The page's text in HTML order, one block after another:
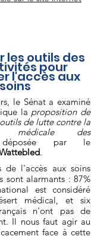
les outils des
pour
l'accès aux
le Sénat a examiné
la proposition de
de lutte contre la
médicale des
par le
.
de l'accès aux soins
sont alarmants : 87%
est considéré
médical, et six
n'ont pas de
Il nous faut agir au
face à cette